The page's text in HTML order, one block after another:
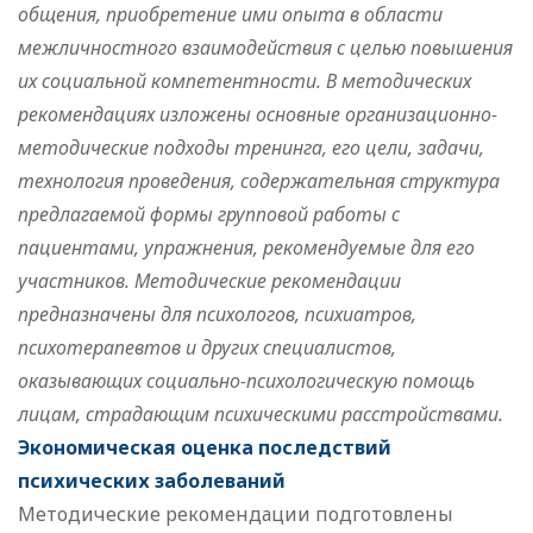
общения, приобретение ими опыта в области
межличностного взаимодействия с целью повышения
их социальной компетентности. В методических
рекомендациях изложены основные организационно-
методические подходы тренинга, его цели, задачи,
технология проведения, содержательная структура
предлагаемой формы групповой работы с
пациентами, упражнения, рекомендуемые для его
участников. Методические рекомендации
предназначены для психологов, психиатров,
психотерапевтов и других специалистов,
оказывающих социально-психологическую помощь
лицам, страдающим психическими расстройствами.
Экономическая оценка последствий
психических заболеваний
Методические рекомендации подготовлены